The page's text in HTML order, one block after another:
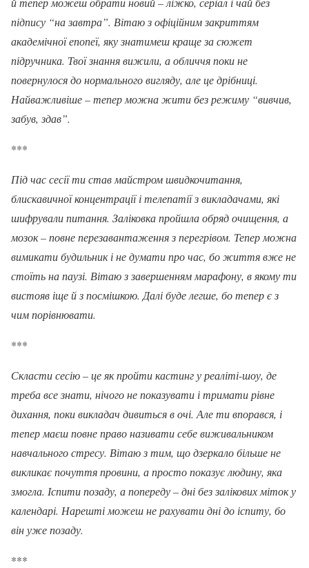
підпису “на завтра”. Вітаю з офіційним закриттям
академічної епопеї, яку знатимеш краще за сюжет
підручника. Твої знання вижили, а обличчя поки не
повернулося до нормального вигляду, але це дрібниці.
Найважливіше – тепер можна жити без режиму “вивчив,
забув, здав”.
***
Під час сесії ти став майстром швидкочитання,
блискавичної концентрації і телепатії з викладачами, які
шифрували питання. Заліковка пройшла обряд очищення, а
мозок – повне перезавантаження з перегрівом. Тепер можна
вимикати будильник і не думати про час, бо життя вже не
стоїть на паузі. Вітаю з завершенням марафону, в якому ти
вистояв іще й з посмішкою. Далі буде легше, бо тепер є з
чим порівнювати.
***
Скласти сесію – це як пройти кастинг у реаліті-шоу, де
треба все знати, нічого не показувати і тримати рівне
дихання, поки викладач дивиться в очі. Але ти впорався, і
тепер маєш повне право називати себе виживальником
навчального стресу. Вітаю з тим, що дзеркало більше не
викликає почуття провини, а просто показує людину, яка
змогла. Іспити позаду, а попереду – дні без залікових міток у
календарі. Нарешті можеш не рахувати дні до іспиту, бо
він уже позаду.
***